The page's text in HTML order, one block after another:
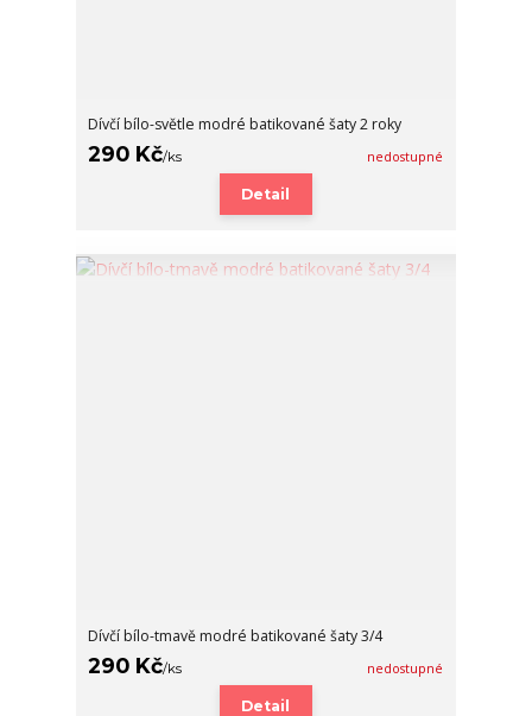
Dívčí bílo-světle modré batikované šaty 2 roky
290 Kč/ks nedostupné
Detail
Dívčí bílo-tmavě modré batikované šaty 3/4
290 Kč/ks nedostupné
Detail